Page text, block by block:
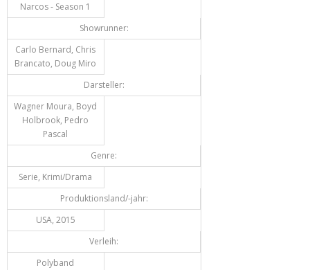
Narcos - Season 1
Showrunner:
Carlo Bernard, Chris
Brancato, Doug Miro
Darsteller:
Wagner Moura, Boyd
Holbrook, Pedro
Pascal
Genre:
Serie, Krimi/Drama
Produktionsland/-jahr:
USA, 2015
Verleih:
Polyband